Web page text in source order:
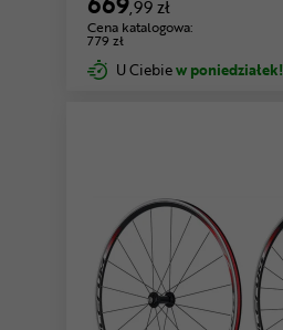
,99 zł
Cena katalogowa:
779 zł
U Ciebiew poniedziałek!